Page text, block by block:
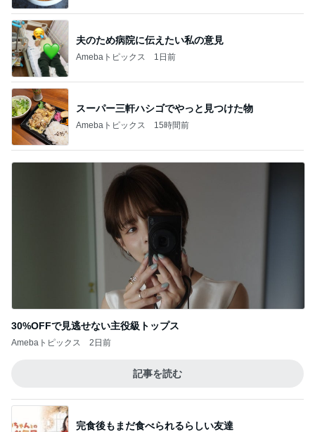
夫のため病院に伝えたい私の意見
Amebaトピックス 1日前
スーパー三軒ハシゴでやっと見つけた物
Amebaトピックス 15時間前
30%OFFで見逃せない主役級トップス
Amebaトピックス 2日前
記事を読む
完食後もまだ食べられるらしい友達